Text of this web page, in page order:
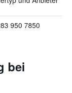
950 7850
bei